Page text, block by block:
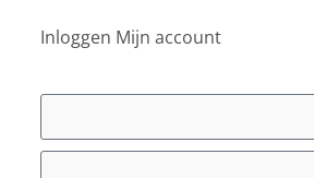
Inloggen Mijn account